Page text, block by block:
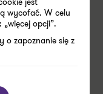
wycofać. W celu
opcji”.
o zapoznanie się z